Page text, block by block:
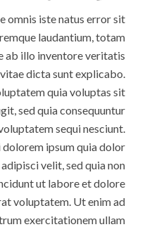
omnis iste natus error sit
laudantium, totam
ab illo inventore veritatis
dicta sunt explicabo.
quia voluptas sit
sed quia consequuntur
sequi nesciunt.
ipsum quia dolor
velit, sed quia non
ut labore et dolore
voluptatem. Ut enim ad
exercitationem ullam